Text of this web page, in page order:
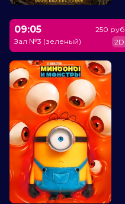
09:05
Зал №3 (зеленый)
250 руб.
2D